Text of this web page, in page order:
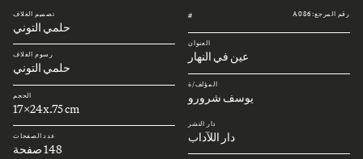
رقم المرجع: A086 #
العنوان
عين في النهار
المؤلف/ة
يوسف شرورو
دار النشر
دار اللآداب
تصميم الغلاف
حلمي التوني
رسوم الغلاف
حلمي التوني
الحجم
17x24x.75 cm
عدد الصفحات
148 صفحة